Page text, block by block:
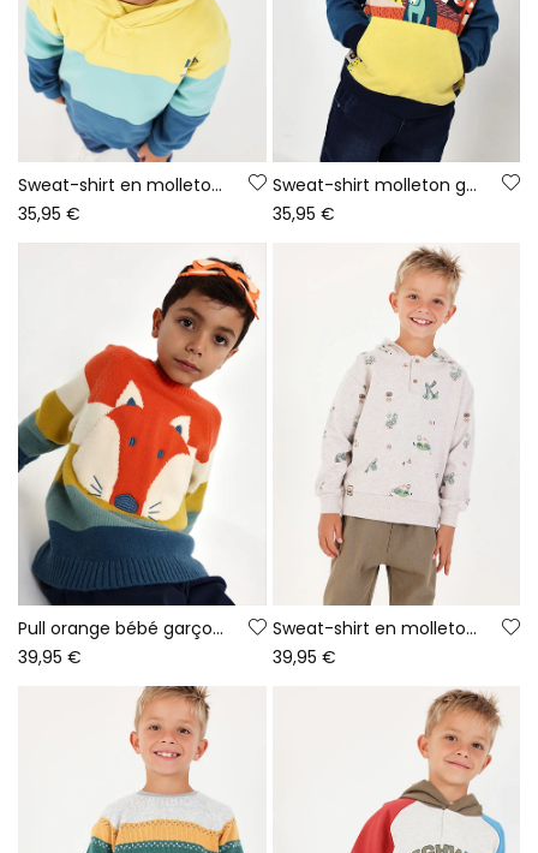
Sweat-shirt en molleton garçon vert à capuche color block
35,95 €
Sweat-shirt molleton garçon bleu imprimé animaux
35,95 €
Pull orange bébé garçon imprimé renard rayé
39,95 €
Sweat-shirt en molleton garçon beige imprimé aventure
39,95 €